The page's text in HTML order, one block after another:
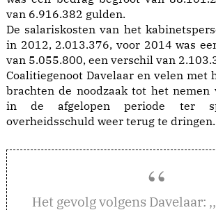
van 6.916.382 gulden.
De salariskosten van het
in 2012, 2.013.376, voor 2014 was
van 5.055.800, een verschil van
Coalitiegenoot Davelaar en velen met
brachten de noodzaak tot het nemen
in de afgelopen periode ter
overheidsschuld weer terug te dringen.
Het gevolg volgens Davelaar: ,,